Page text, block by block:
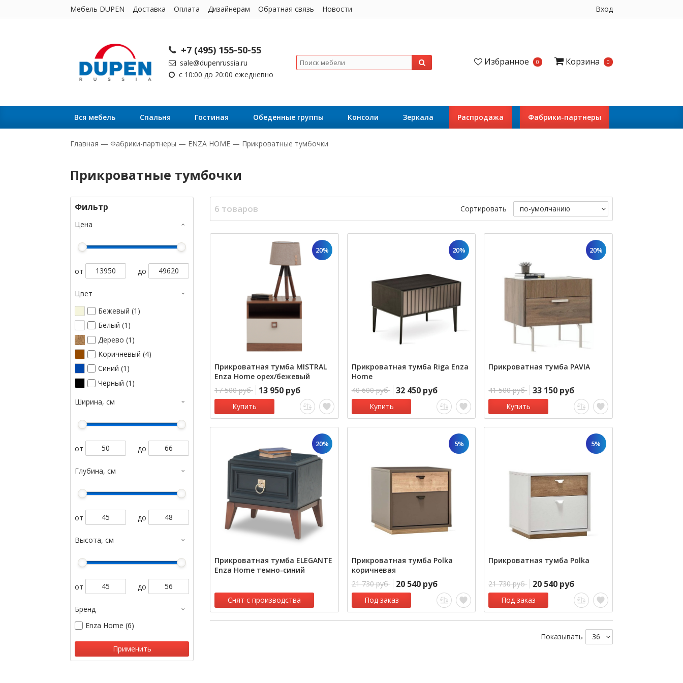
Мебель DUPEN Доставка Оплата Дизайнерам Обратная связь Новости Вход
+7 (495) 155-50-55
sale@dupenrussia.ru
с 10:00 до 20:00 ежедневно
Избранное 0 Корзина 0
Вся мебель Cпальня Гостиная Обеденные группы Консоли Зеркала Распродажа Фабрики-партнеры
Главная — Фабрики-партнеры — ENZA HOME — Прикроватные тумбочки
Прикроватные тумбочки
Фильтр
Цена
от до
Цвет
Бежевый (1)
Белый (1)
Дерево (1)
Коричневый (4)
Синий (1)
Черный (1)
Ширина, см
от до
Глубина, см
от до
Высота, см
от до
Бренд
Enza Home (6)
Применить
6 товаров Сортировать
20%
Прикроватная тумба MISTRAL
Enza Home орех/бежевый
17 500 руб
13 950 руб
Купить
20%
Прикроватная тумба Riga Enza
Home
40 600 руб 32 450 руб
Купить
20%
Прикроватная тумба PAVIA
41 500 руб 33 150 руб
Купить
20%
Прикроватная тумба ELEGANTE
Enza Home темно-синий
Снят с производства
5%
Прикроватная тумба Polka
коричневая
21 730 руб
20 540 руб
Под заказ
5%
Прикроватная тумба Polka
21 730 руб 20 540 руб
Под заказ
Показывать